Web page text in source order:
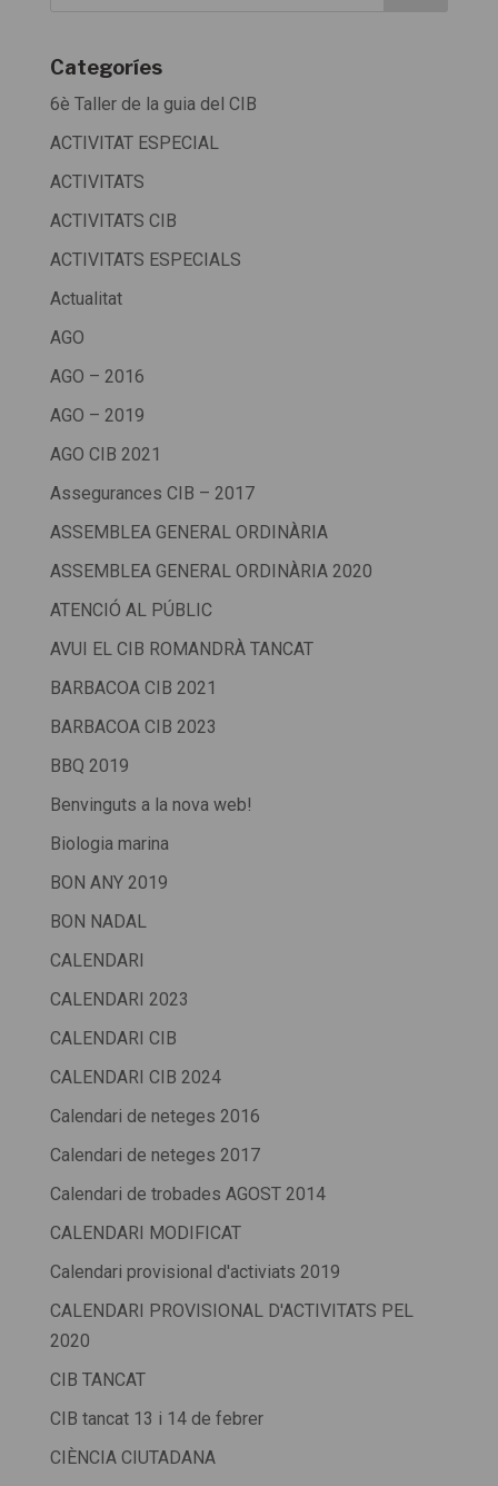
Categoríes
6è Taller de la guia del CIB
ACTIVITAT ESPECIAL
ACTIVITATS
ACTIVITATS CIB
ACTIVITATS ESPECIALS
Actualitat
AGO
AGO – 2016
AGO – 2019
AGO CIB 2021
Assegurances CIB – 2017
ASSEMBLEA GENERAL ORDINÀRIA
ASSEMBLEA GENERAL ORDINÀRIA 2020
ATENCIÓ AL PÚBLIC
AVUI EL CIB ROMANDRÀ TANCAT
BARBACOA CIB 2021
BARBACOA CIB 2023
BBQ 2019
Benvinguts a la nova web!
Biologia marina
BON ANY 2019
BON NADAL
CALENDARI
CALENDARI 2023
CALENDARI CIB
CALENDARI CIB 2024
Calendari de neteges 2016
Calendari de neteges 2017
Calendari de trobades AGOST 2014
CALENDARI MODIFICAT
Calendari provisional d'activiats 2019
CALENDARI PROVISIONAL D'ACTIVITATS PEL
2020
CIB TANCAT
CIB tancat 13 i 14 de febrer
CIÈNCIA CIUTADANA